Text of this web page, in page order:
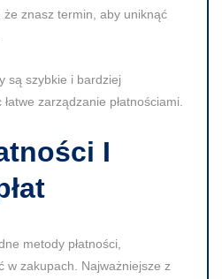
znasz termin, aby uniknąć
są szybkie i bardziej
zarządzanie płatnościami.
I
metody płatności
w zakupach. Najważniejsze z